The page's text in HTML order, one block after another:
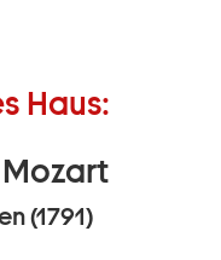
Haus:
(1791)